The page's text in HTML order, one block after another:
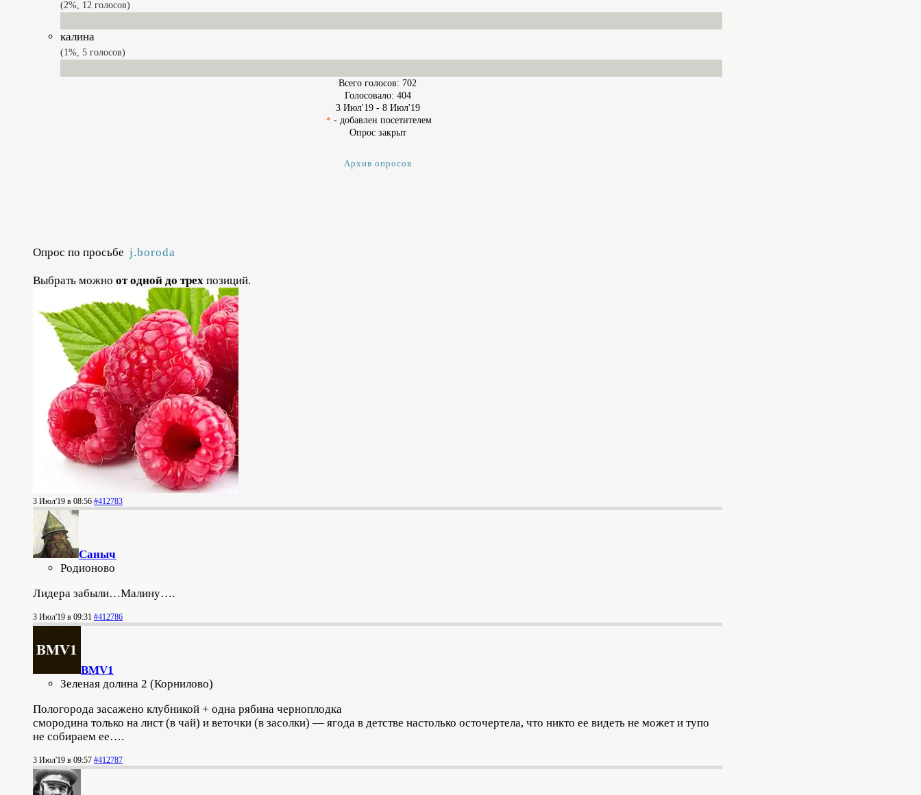
2%, 12 голосов
калина
1%, 5 голосов
Всего голосов: 702
Голосовало: 404
3 Июл'19- 8 Июл'19
* - добавлен посетителем
Опрос закрыт
Архив опросов
Опрос по просьбе j.boroda
Выбрать можно от одной до трех позиций.
3 Июл'19 в 08:56 #412783
Саныч
Родионово
Лидера забыли…Малину….
3 Июл'19 в 09:31 #412786
BMV1
Зеленая долина 2 (Корнилово)
Пологорода засажено клубникой + одна рябина черноплодка
смородина только на лист (в чай) и веточки (в засолки) — ягода в детстве настолько осточертела, что никто ее видеть не может и тупо
не собираем ее….
3 Июл'19 в 09:57 #412787